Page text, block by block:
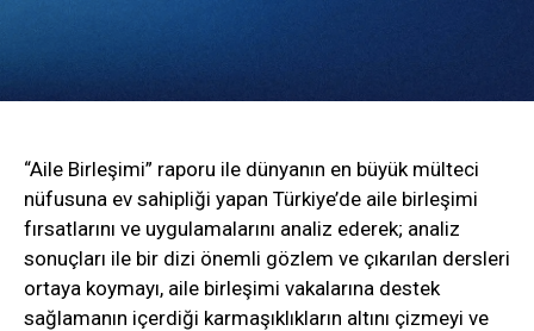
“Aile Birleşimi” raporu ile dünyanın en büyük mülteci
nüfusuna ev sahipliği yapan Türkiye’de aile birleşimi
fırsatlarını ve uygulamalarını analiz ederek; analiz
sonuçları ile bir dizi önemli gözlem ve çıkarılan dersleri
ortaya koymayı, aile birleşimi vakalarına destek
sağlamanın içerdiği karmaşıklıkların altını çizmeyi ve